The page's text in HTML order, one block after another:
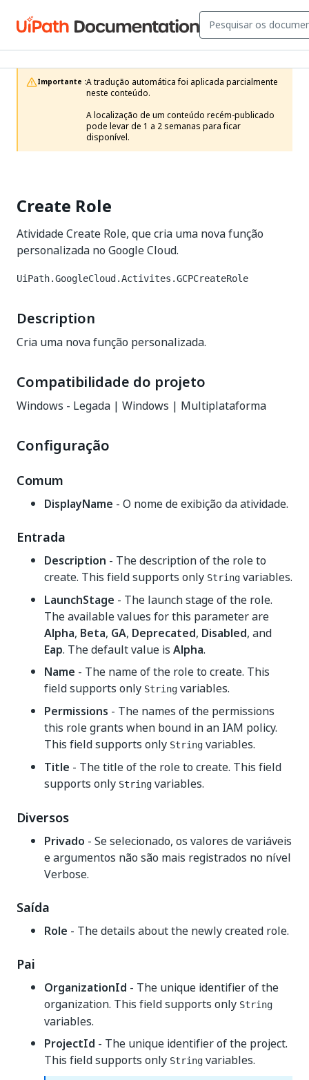
Importante :A tradução automática foi aplicada parcialmente
neste conteúdo.
A localização de um conteúdo recém-publicado
pode levar de 1 a 2 semanas para ficar
disponível.
Create Role
Atividade Create Role, que cria uma nova função
personalizada no Google Cloud.
UiPath.GoogleCloud.Activites.GCPCreateRole
Description
Cria uma nova função personalizada.
Compatibilidade do projeto
Windows - Legada | Windows | Multiplataforma
Configuração
Comum
DisplayName - O nome de exibição da atividade.
Entrada
Description - The description of the role to
create. This field supports only String variables.
LaunchStage - The launch stage of the role.
The available values for this parameter are
Alpha, Beta, GA, Deprecated, Disabled, and
Eap. The default value is Alpha.
Name - The name of the role to create. This
field supports only String variables.
Permissions - The names of the permissions
this role grants when bound in an IAM policy.
This field supports only String variables.
Title - The title of the role to create. This field
supports only String variables.
Diversos
Privado - Se selecionado, os valores de variáveis
e argumentos não são mais registrados no nível
Verbose.
Saída
Role - The details about the newly created role.
Pai
OrganizationId - The unique identifier of the
organization. This field supports only String
variables.
ProjectId - The unique identifier of the project.
This field supports only String variables.